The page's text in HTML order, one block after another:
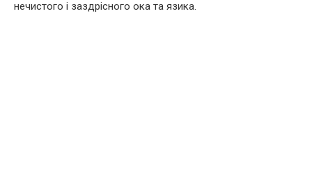
нечистого і заздрісного ока та язика.